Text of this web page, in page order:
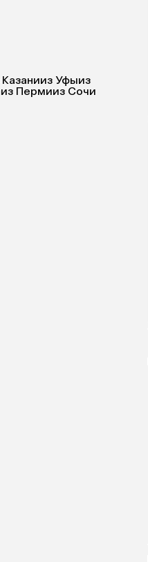
Казанииз Уфыиз
из Пермииз Сочи